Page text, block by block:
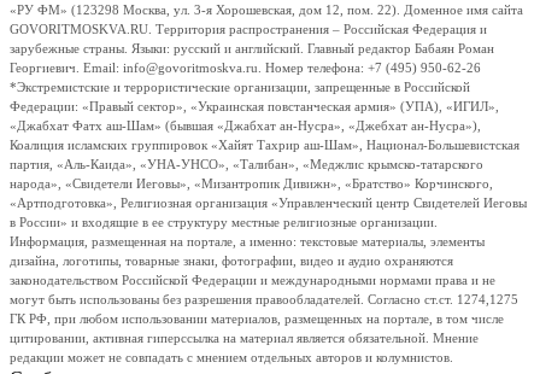
«РУ ФМ» (123298 Москва, ул. 3-я Хорошевская, дом 12, пом. 22). Доменное имя сайта
GOVORITMOSKVA.RU. Территория распространения – Российская Федерация и
зарубежные страны. Языки: русский и английский. Главный редактор Бабаян Роман
Георгиевич. Email: info@govoritmoskva.ru. Номер телефона: +7 (495) 950-62-26
*Экстремистские и террористические организации, запрещенные в Российской
Федерации: «Правый сектор», «Украинская повстанческая армия» (УПА), «ИГИЛ»,
«Джабхат Фатх аш-Шам» (бывшая «Джабхат ан-Нусра», «Джебхат ан-Нусра»),
Коалиция исламских группировок «Хайят Тахрир аш-Шам», Национал-Большевистская
партия, «Аль-Каида», «УНА-УНСО», «Талибан», «Меджлис крымско-татарского
народа», «Свидетели Иеговы», «Мизантропик Дивижн», «Братство» Корчинского,
«Артподготовка», Религиозная организация «Управленческий центр Свидетелей Иеговы
в России» и входящие в ее структуру местные религиозные организации.
Информация, размещенная на портале, а именно: текстовые материалы, элементы
дизайна, логотипы, товарные знаки, фотографии, видео и аудио охраняются
законодательством Российской Федерации и международными нормами права и не
могут быть использованы без разрешения правообладателей. Согласно ст.ст. 1274,1275
ГК РФ, при любом использовании материалов, размещенных на портале, в том числе
цитировании, активная гиперссылка на материал является обязательной. Мнение
редакции может не совпадать с мнением отдельных авторов и колумнистов.